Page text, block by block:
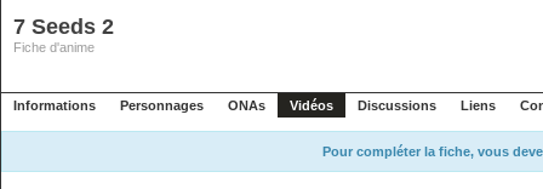
7 Seeds 2
Fiche d'anime
Informations Personnages ONAs Vidéos Discussions Liens
Pour compléter la fiche, vous